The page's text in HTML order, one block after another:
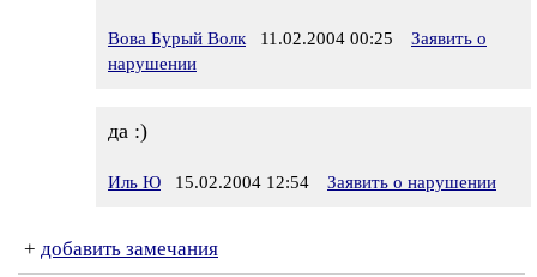
Вова Бурый Волк 11.02.2004 00:25
Заявить о
нарушении
да :)
Иль Ю 15.02.2004 12:54 Заявить о нарушении
+ добавить замечания